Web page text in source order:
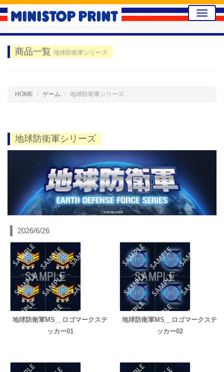
Toggle
商品一覧 地球防衛軍シリーズ
HOME ゲーム 地球防衛軍シリーズ
地球防衛軍シリーズ
2026/6/26
地球防衛軍MS__ロゴマークステ
ッカー01
地球防衛軍MS__ロゴマークステ
ッカー02